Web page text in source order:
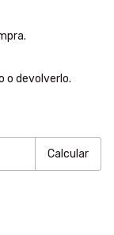
o devolverlo.
Calcular